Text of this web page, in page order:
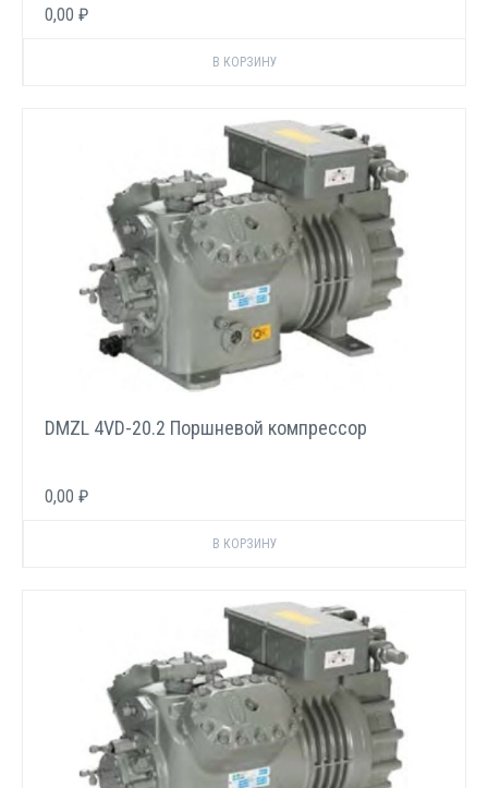
0,00 ₽
DMZL 4VD-20.2 Поршневой компрессор
0,00 ₽